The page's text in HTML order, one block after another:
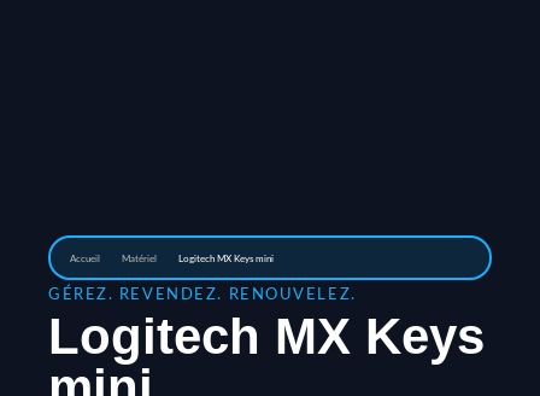
Accueil Matériel Logitech MX Keys mini
GÉREZ. REVENDEZ. RENOUVELEZ.
Logitech MX Keys